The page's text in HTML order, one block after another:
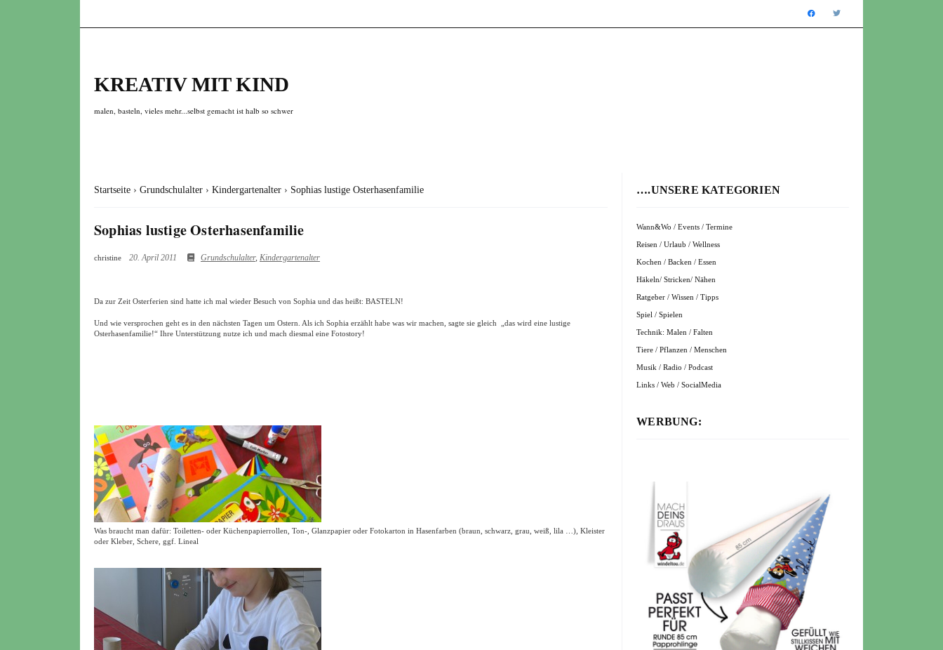
KREATIV MIT KIND
malen, basteln, vieles mehr...selbst gemacht ist halb so schwer
Startseite › Grundschulalter › Kindergartenalter › Sophias lustige Osterhasenfamilie
Sophias lustige Osterhasenfamilie
christine 20. April 2011 Grundschulalter, Kindergartenalter
Da zur Zeit Osterferien sind hatte ich mal wieder Besuch von Sophia und das heißt: BASTELN!
Und wie versprochen geht es in den nächsten Tagen um Ostern. Als ich Sophia erzählt habe was wir machen, sagte sie gleich „das wird eine lustige
Osterhasenfamilie!“ Ihre Unterstützung nutze ich und mach diesmal eine Fotostory!
Was braucht man dafür: Toiletten- oder Küchenpapierrollen, Ton-, Glanzpapier oder Fotokarton in Hasenfarben (braun, schwarz, grau, weiß, lila …), Kleister
oder Kleber, Schere, ggf. Lineal
….UNSERE KATEGORIEN
Wann&Wo / Events / Termine
Reisen / Urlaub / Wellness
Kochen / Backen / Essen
Häkeln/ Stricken/ Nähen
Ratgeber / Wissen / Tipps
Spiel / Spielen
Technik: Malen / Falten
Tiere / Pflanzen / Menschen
Musik / Radio / Podcast
Links / Web / SocialMedia
WERBUNG: